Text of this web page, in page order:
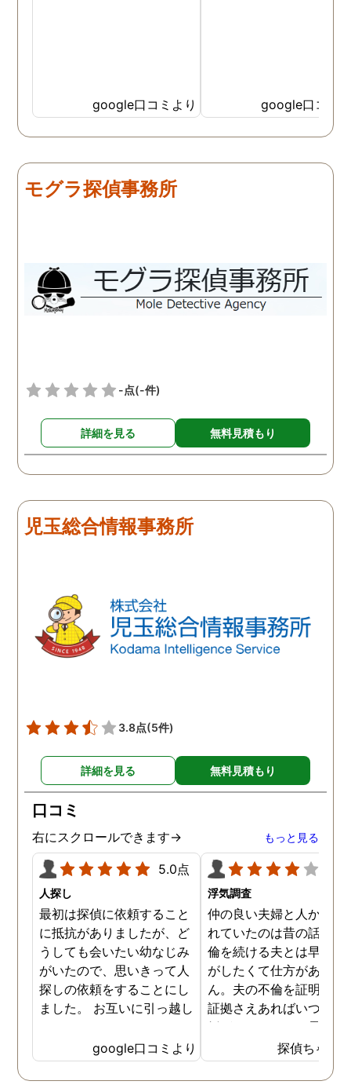
google口コミより google口コミ
モグラ探偵事務所
-点(-件)
詳細を見る 無料見積もり
児玉総合情報事務所
3.8点(5件)
詳細を見る 無料見積もり
口コミ
右にスクロールできます→ もっと見る
5.0点
人探し
最初は探偵に依頼すること
に抵抗がありましたが、ど
うしても会いたい幼なじみ
がいたので、思いきって人
探しの依頼をすることにし
ました。 お互いに引っ越し
いる情報も少なかったの
で、難しいかなと思ってい
たのですが、見事に探して
google口コミより
浮気調査
仲の良い夫婦と人から言
れていたのは昔の話で、
倫を続ける夫とは早く離
がしたくて仕方がありま
ん。夫の不倫を証明でき
証拠さえあればいつでも
婚ができるのにと愚痴を
ぼしていると、姉が探偵
不倫の証拠集めを依頼し
くれました。探偵事務所
探偵ちゃん